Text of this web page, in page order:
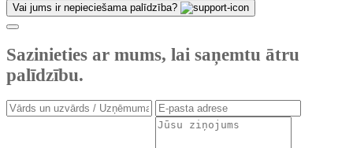
Vai jums ir nepieciešama palīdzība?
Sazinieties ar mums, lai saņemtu ātru
palīdzību.